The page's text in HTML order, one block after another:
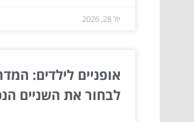
יול 28, 2026
אופניים לילדים:
לבחור את השניים